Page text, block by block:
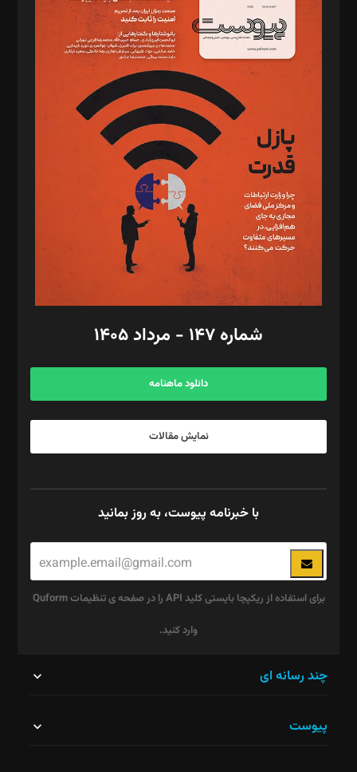
د‌بیر ناداستان: سمانه سمیع
د‌بیر خدمت و تجارت: ابوالفضل رجبی
د‌بیر حقوق فناوری: حسام‌الدین ایپکچی
د‌بیر پیوست جهان: مینا پاکدل
د‌بیر تحریریه آنلاین: بابک نقاش
تحریریه‌: مجتبی محمود‌ی، آرش برهمند، یسنا امان‌پور، سروش کرمیان،
مصطفی مسجدی آرانی، ابوالفضل رجبی، زهرا فکرانه، فائزه فتحی
رستمی،مصطفی باستان
ویرایش: نگار استاد‌‌آقا
طراح یونیفرم: مجید توکلی
فیلمبرداری و عکاسی: امیر شفیعی، مانی لطفی زاده
گرافیک و صفحه‌آرایی: سید‌سبحان‌علی ثابت
مد‌یر توسعه تجاری: کامبیز برید‌
امور مالی: شاپور رهبری، محمد‌ کاظمی‌نیا
آگهی و مشترکین: ۰۹۱۹۹۹۹۰۴۵۴
شماره ۱۴۷ - مرداد ۱۴۰۵
دانلود ماهنامه
نمایش مقالات
با خبرنامه پیوست، به روز بمانید
برای استفاده از ریکپچا بایستی کلید API را در صفحه ی تنظیمات Quform
وارد کنید.
نباید
چند رسانه ای
پیوست